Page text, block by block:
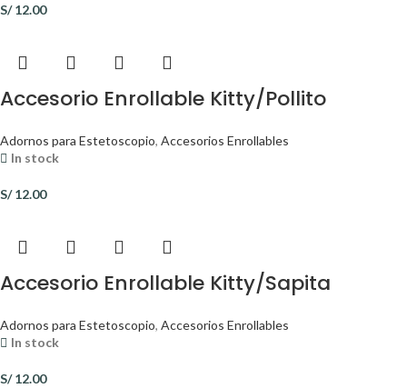
S/12.00
Accesorio Enrollable Kitty/Pollito
Adornos para Estetoscopio, Accesorios Enrollables
In stock
S/12.00
Accesorio Enrollable Kitty/Sapita
Adornos para Estetoscopio, Accesorios Enrollables
In stock
S/12.00